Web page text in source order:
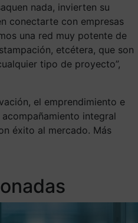
nada, invierten su
conectarte con empresas
una red muy potente de
etcétera, que son
tipo de proyecto”,
el emprendimiento e
integral
éxito al mercado. Más